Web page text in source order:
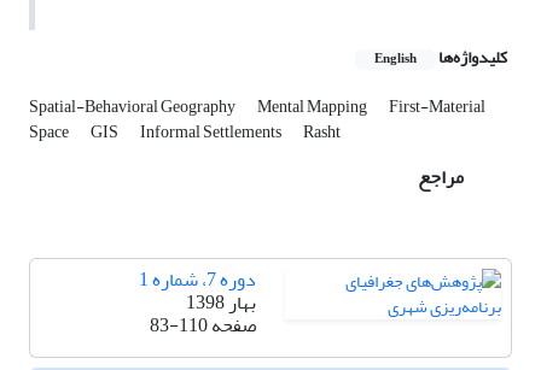
کلیدواژه‌ها English
Spatial-Behavioral Geography Mental Mapping First-Material
Space GIS Informal Settlements Rasht
مراجع
دوره 7، شماره 1
بهار 1398
صفحه83-110